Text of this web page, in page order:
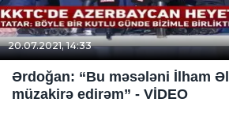
20.07.2021, 14:33
Ərdoğan: “Bu məsələni İlham
müzakirə edirəm” - VİDEO